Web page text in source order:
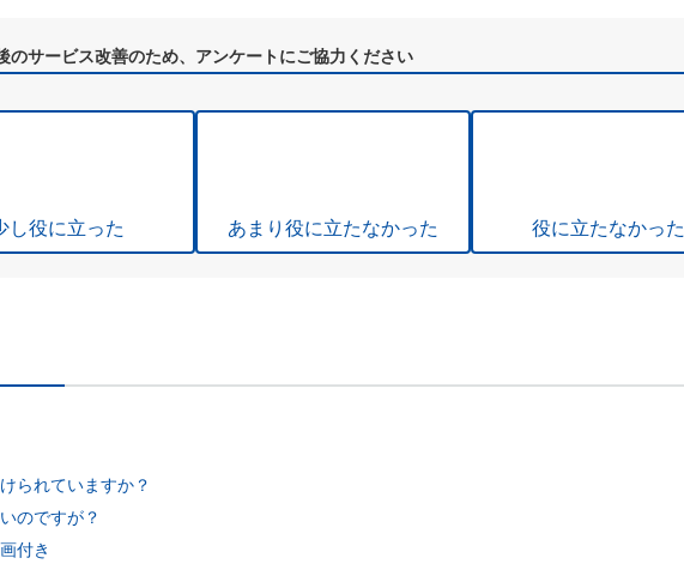
のサービス改善のため、アンケートにご協力ください
し役に立った あまり役に立たなかった 役に立たなかった
られていますか？
のですが？
付き